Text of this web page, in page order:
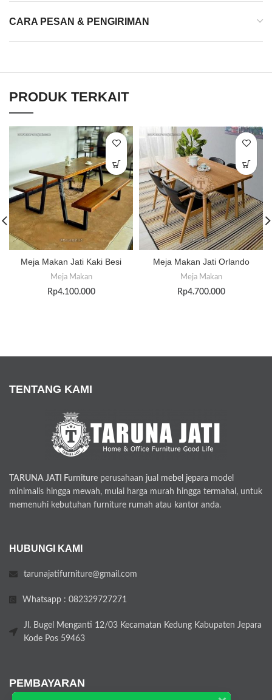
CARA PESAN & PENGIRIMAN
PRODUK TERKAIT
Meja Makan Jati Kaki Besi
Meja Makan
Rp4.100.000
Meja Makan Jati Orlando
Meja Makan
Rp4.700.000
TENTANG KAMI
TARUNA JATI Furniture perusahaan jual mebel jepara model
minimalis hingga mewah, mulai harga murah hingga termahal, untuk
memenuhi kebutuhan furniture rumah atau kantor anda.
HUBUNGI KAMI
tarunajatifurniture@gmail.com
Whatsapp : 082329727271
Jl. Bugel Menganti 12/03 Kecamatan Kedung Kabupaten Jepara
Kode Pos 59463
PEMBAYARAN